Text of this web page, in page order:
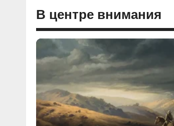
В центре внимания